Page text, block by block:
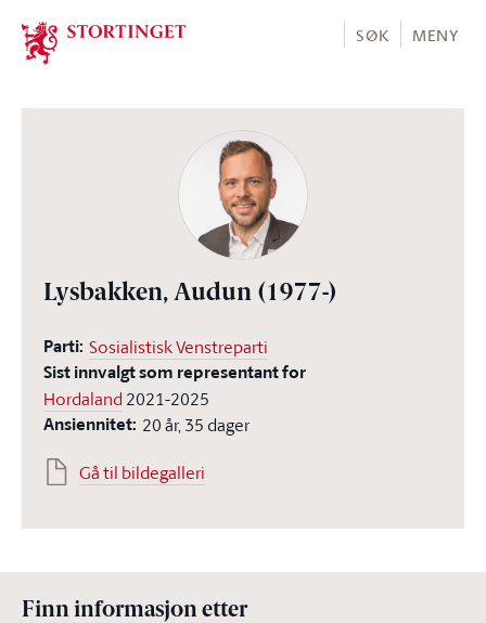
Stortinget.no
SØK MENY
Lysbakken, Audun (1977-)
Parti: Sosialistisk Venstreparti
Sist innvalgt som representant for
Hordaland 2021-2025
Ansiennitet: 20 år, 35 dager
Gå til bildegalleri
Finn informasjon etter